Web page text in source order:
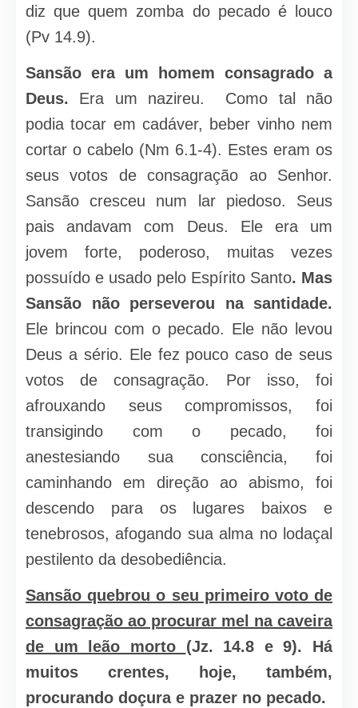
diz que quem zomba do pecado é louco
(Pv 14.9).
Sansão era um homem consagrado a
Deus. Era um nazireu. Como tal não
podia tocar em cadáver, beber vinho nem
cortar o cabelo (Nm 6.1-4). Estes eram os
seus votos de consagração ao Senhor.
Sansão cresceu num lar piedoso. Seus
pais andavam com Deus. Ele era um
jovem forte, poderoso, muitas vezes
possuído e usado pelo Espírito Santo. Mas
Sansão não perseverou na santidade.
Ele brincou com o pecado. Ele não levou
Deus a sério. Ele fez pouco caso de seus
votos de consagração. Por isso, foi
afrouxando seus compromissos, foi
transigindo com o pecado, foi
anestesiando sua consciência, foi
caminhando em direção ao abismo, foi
descendo para os lugares baixos e
tenebrosos, afogando sua alma no lodaçal
pestilento da desobediência.
Sansão quebrou o seu primeiro voto de
consagração ao procurar mel na caveira
de um leão morto (Jz. 14.8 e 9). Há
muitos crentes, hoje, também,
procurando doçura e prazer no pecado.